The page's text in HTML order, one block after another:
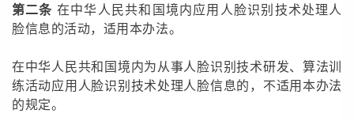
第二条 在中华人民共和国境内应用人脸识别技术处理人
脸信息的活动，适用本办法。
在中华人民共和国境内为从事人脸识别技术研发、算法训
练活动应用人脸识别技术处理人脸信息的，不适用本办法
的规定。